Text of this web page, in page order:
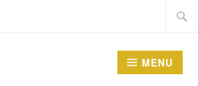
MENU